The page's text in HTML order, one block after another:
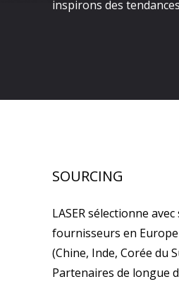
inspirons des
SOURCING
LASER sélectionne
fournisseurs en
(Chine, Inde, Corée du
Partenaires de longue